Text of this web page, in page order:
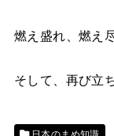
燃え盛れ、燃え
そして、再び立